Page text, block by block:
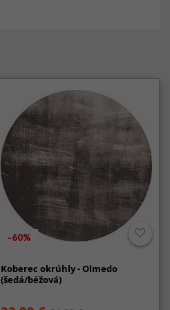
-60%
Koberec okrúhly - Olmedo
(šedá/béžová)